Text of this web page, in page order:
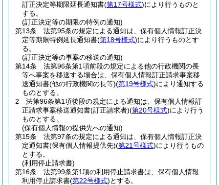
訂正決定等期限延長通知書(第17号様式)により行うものと
する。
(訂正決定等の期限の特例の通知)
第13条
法第95条の規定による通知は、保有個人情報訂正決
定等期限特例延長通知書(第18号様式)により行うものとす
る。
(訂正決定等の事案の移送の通知)
第14条
法第96条第1項前段の規定による他の行政機関の長
等へ事案を移送する場合は、保有個人情報訂正請求事案移
送通知書(他の行政機関の長等)(第19号様式)により通知する
ものとする。
2
法第96条第1項後段の規定による通知は、保有個人情報訂
正請求事案移送通知書(訂正請求者)(第20号様式)により行う
ものとする。
(保有個人情報の提供先への通知)
第15条
法第97条の規定による通知は、保有個人情報訂正決
定通知書(保有個人情報提供先)(第21号様式)により行うもの
とする。
(利用停止請求書)
第16条
法第99条第1項の利用停止請求書は、保有個人情報
利用停止請求書(第22号様式)とする。